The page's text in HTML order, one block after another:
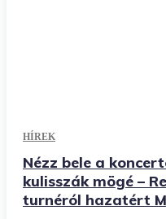
HÍREK
Nézz bele a
kulisszák mögé –
turnéról hazatért